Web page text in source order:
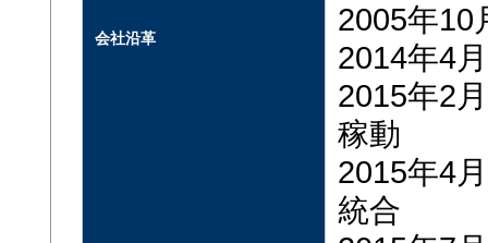
会社沿革
2005年10
2014年4
2015年2
稼動
2015年4
統合